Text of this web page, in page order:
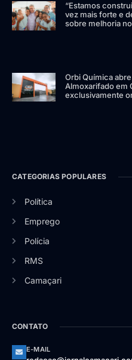
“Estamos
vez mais forte e
sobre melhoria
Orbi Química
Almoxarifado em
exclusivamente
CATEGORIAS POPULARES
Política
Emprego
Polícia
RMS
Camaçari
CONTATO
E-MAIL